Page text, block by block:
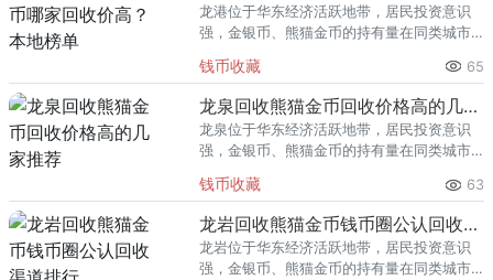
龙港位于华东经济活跃地带，居民投资意识
强，金银币、熊猫金币的持有量在同类城市
熊猫金币的需求就明显升温，但鱼龙混杂的
回收渠道里，能精准识别版别溢
钱币收藏 65
龙泉回收熊猫金币回收价格高的几家推荐
龙泉位于华东经济活跃地带，居民投资意识
强，金银币、熊猫金币的持有量在同类城市
熊猫金币的需求就明显升温，但鱼龙混杂的
回收渠道里，能精准识别版别溢
钱币收藏 63
龙岩回收熊猫金币钱币圈公认回收渠道排行
龙岩位于华东经济活跃地带，居民投资意识
强，金银币、熊猫金币的持有量在同类城市